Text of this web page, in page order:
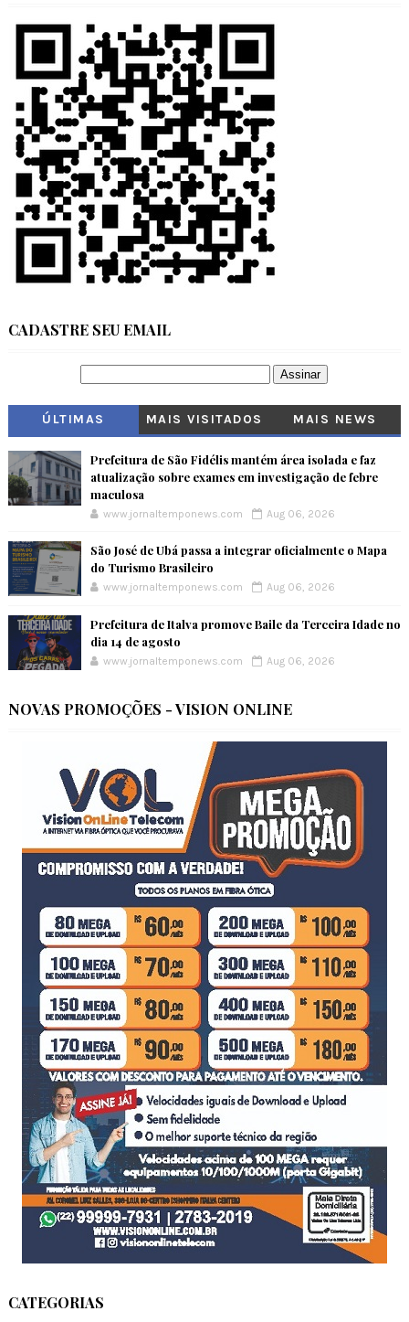
CADASTRE SEU EMAIL
ÚLTIMAS MAIS VISITADOS MAIS NEWS
Prefeitura de São Fidélis mantém área isolada e faz
atualização sobre exames em investigação de febre
maculosa
www.jornaltemponews.com Aug 06, 2026
São José de Ubá passa a integrar oficialmente o Mapa
do Turismo Brasileiro
www.jornaltemponews.com Aug 06, 2026
Prefeitura de Italva promove Baile da Terceira Idade no
dia 14 de agosto
www.jornaltemponews.com Aug 06, 2026
NOVAS PROMOÇÕES - VISION ONLINE
CATEGORIAS